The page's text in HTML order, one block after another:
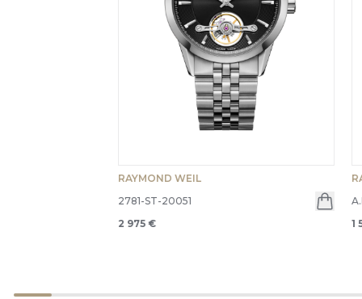
RAYMOND WEIL
2781-ST-20051
2 975 €
1